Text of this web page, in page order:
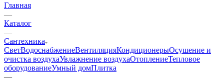
Главная
—
Каталог
—
Сантехника
СветВодоснабжениеВентиляцияКондиционерыОсушение и
очистка воздухаУвлажнение воздухаОтоплениеТепловое
оборудованиеУмный домПлитка
—